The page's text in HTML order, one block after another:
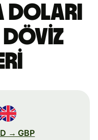
doları
döviz
→ GBP